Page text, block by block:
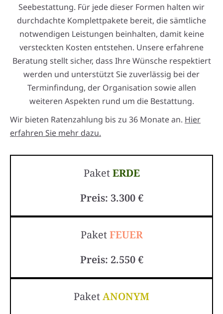
Seebestattung. Für jede dieser Formen halten wir
durchdachte Komplettpakete bereit, die sämtliche
notwendigen Leistungen beinhalten, damit keine
versteckten Kosten entstehen. Unsere erfahrene
Beratung stellt sicher, dass Ihre Wünsche respektiert
werden und unterstützt Sie zuverlässig bei der
Terminfindung, der Organisation sowie allen
weiteren Aspekten rund um die Bestattung.
Wir bieten Ratenzahlung bis zu 36 Monate an. Hier
erfahren Sie mehr dazu.
PaketERDE
Preis: 3.300 €
PaketFEUER
Preis: 2.550 €
PaketANONYM